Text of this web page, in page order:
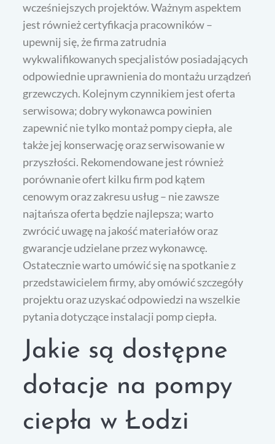
wcześniejszych projektów. Ważnym aspektem
jest również certyfikacja pracowników –
upewnij się, że firma zatrudnia
wykwalifikowanych specjalistów posiadających
odpowiednie uprawnienia do montażu urządzeń
grzewczych. Kolejnym czynnikiem jest oferta
serwisowa; dobry wykonawca powinien
zapewnić nie tylko montaż pompy ciepła, ale
także jej konserwację oraz serwisowanie w
przyszłości. Rekomendowane jest również
porównanie ofert kilku firm pod kątem
cenowym oraz zakresu usług – nie zawsze
najtańsza oferta będzie najlepsza; warto
zwrócić uwagę na jakość materiałów oraz
gwarancje udzielane przez wykonawcę.
Ostatecznie warto umówić się na spotkanie z
przedstawicielem firmy, aby omówić szczegóły
projektu oraz uzyskać odpowiedzi na wszelkie
pytania dotyczące instalacji pomp ciepła.
Jakie są dostępne
dotacje na pompy
ciepła w Łodzi